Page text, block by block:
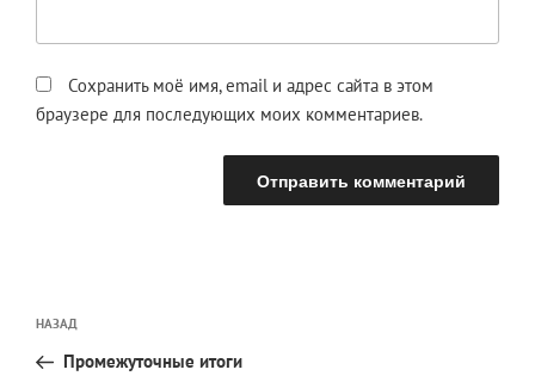
Сохранить моё имя, email и адрес сайта в этом
браузере для последующих моих комментариев.
по
записям
Предыдущая
запись:
НАЗАД
Промежуточные итоги